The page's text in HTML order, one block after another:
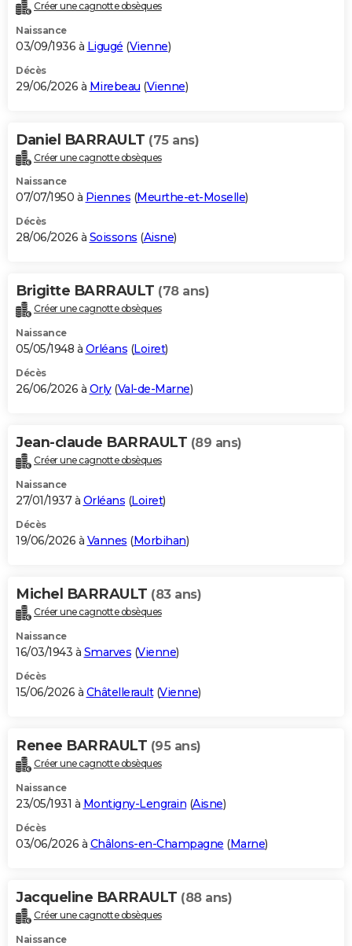
Créer une cagnotte obsèques
Naissance
03/09/1936 à Ligugé (Vienne)
Décès
29/06/2026 à Mirebeau (Vienne)
Daniel BARRAULT (75 ans)
Créer une cagnotte obsèques
Naissance
07/07/1950 à Piennes (Meurthe-et-Moselle)
Décès
28/06/2026 à Soissons (Aisne)
Brigitte BARRAULT (78 ans)
Créer une cagnotte obsèques
Naissance
05/05/1948 à Orléans (Loiret)
Décès
26/06/2026 à Orly(Val-de-Marne)
Jean-claude BARRAULT (89 ans)
Créer une cagnotte obsèques
Naissance
27/01/1937 à Orléans (Loiret)
Décès
19/06/2026 à Vannes (Morbihan)
Michel BARRAULT (83 ans)
Créer une cagnotte obsèques
Naissance
16/03/1943 à Smarves (Vienne)
Décès
15/06/2026 à Châtellerault(Vienne)
Renee BARRAULT (95 ans)
Créer une cagnotte obsèques
Naissance
23/05/1931 à Montigny-Lengrain (Aisne)
Décès
03/06/2026 à Châlons-en-Champagne (Marne)
Jacqueline BARRAULT (88 ans)
Créer une cagnotte obsèques
Naissance